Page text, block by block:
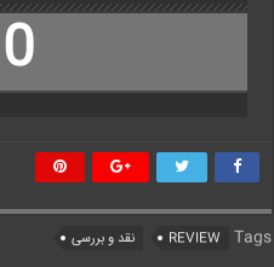
Tags
REVIEW نقد و بررسی